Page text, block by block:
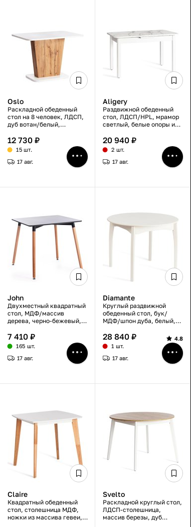
Oslo
Раскладной обеденный
стол на 8 человек, ЛДСП,
дуб вотан/белый,
145×68,6×75,5 см
12 730 ₽
15 шт.
17 авг.
Aligery
Раздвижной обеденный
стол, ЛДСП/HPL, мрамор
светлый, белые опоры из
160×75×75 см
20 940 ₽
2 шт.
17 авг.
John
Двухместный квадратный
стол, МДФ/массив
дерева, черно-бежевый,
7 410 ₽
165 шт.
17 авг.
Diamante
Круглый раздвижной
обеденный стол, бук/
МДФ/шпон дуба, белый,
28 840 ₽ 4.8
1 шт.
17 авг.
Claire
Квадратный обеденный
стол, столешница МДФ,
ножки из массива гевеи,
Svelto
Раскладной круглый стол,
ЛДСП-столешница,
массив березы, дуб